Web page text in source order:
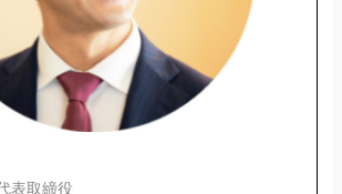
表取締役